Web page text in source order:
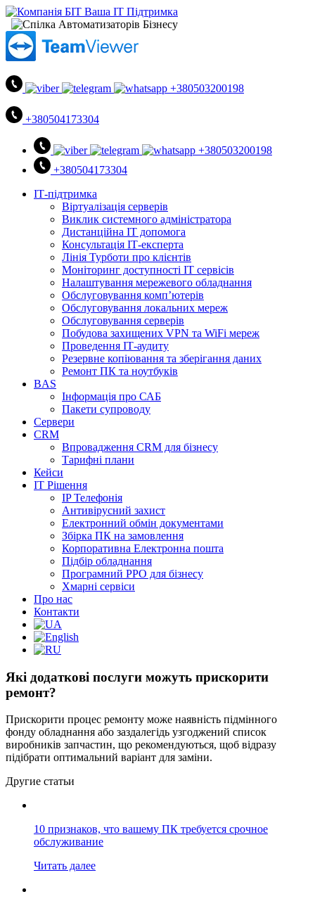
+380503200198
+380504173304
+380503200198
+380504173304
ІТ-підтримка
Віртуалізація серверів
Виклик системного адміністратора
Дистанційна ІТ допомога
Консультація ІТ-експерта
Лінія Турботи про клієнтів
Моніторинг доступності ІТ сервісів
Налаштування мережевого обладнання
Обслуговування комп’ютерів
Обслуговування локальних мереж
Обслуговування серверів
Побудова захищених VPN та WiFi мереж
Проведення ІТ-аудиту
Резервне копіювання та зберігання даних
Ремонт ПК та ноутбуків
BAS
Інформація про САБ
Пакети супроводу
Сервери
CRM
Впровадження CRM для бізнесу
Тарифні плани
Кейси
ІТ Рішення
IP Телефонія
Антивірусний захист
Електронний обмін документами
Збірка ПК на замовлення
Корпоративна Електронна пошта
Підбір обладнання
Програмний РРО для бізнесу
Хмарні сервіси
Про нас
Контакти
Які додаткові послуги можуть прискорити
ремонт?
Прискорити процес ремонту може наявність підмінного
фонду обладнання або заздалегідь узгоджений список
виробників запчастин, що рекомендуються, щоб відразу
підібрати оптимальний варіант для заміни.
Другие статьи
10 признаков, что вашему ПК требуется срочное
обслуживание
Читать далее